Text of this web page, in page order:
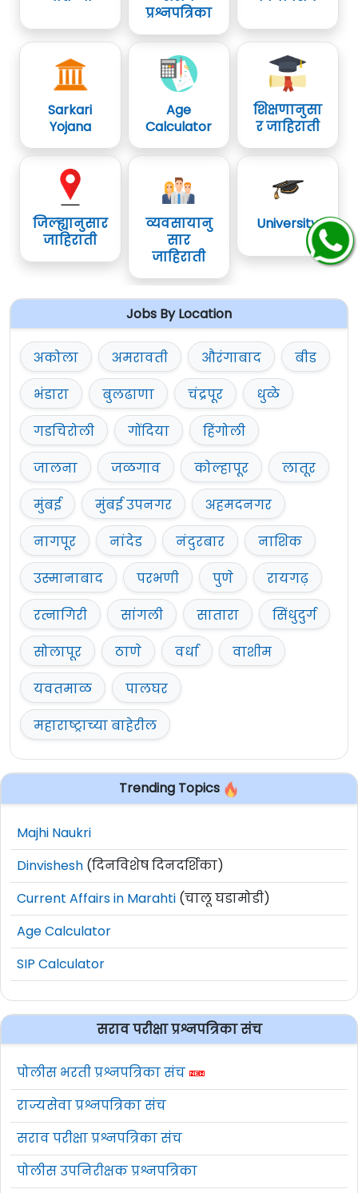
वेबसाईट वर दिलेली आहे.
प्रश्नपत्रिका
Sarkari
Yojana
Age
Calculator
शिक्षणानुसा
र जाहिराती
जिल्ह्यानुसार
जाहिराती
व्यवसायानु
सार
जाहिराती
University
Jobs By Location
अकोला अमरावती औरंगाबाद
बीड
भंडारा
बुलढाणा चंद्रपूर
धुळे
गडचिरोली
गोंदिया
हिंगोली
जालना
जळगाव कोल्हापूर
लातूर
मुंबई
मुंबई उपनगर
अहमदनगर
नागपूर
नांदेड नंदुरबार
नाशिक
उस्मानाबाद
परभणी पुणे
रायगढ़
रत्नागिरी
सांगली सातारा
सिंधुदुर्ग
सोलापूर
ठाणे वर्धा
वाशीम
यवतमाळ
पालघर
महाराष्ट्राच्या बाहेरील
Trending Topics
Majhi Naukri
Dinvishesh (दिनविशेष दिनदर्शिका)
Current Affairs in Marahti (चालू घडामोडी)
Age Calculator
SIP Calculator
सराव परीक्षा प्रश्नपत्रिका संच
पोलीस भरती प्रश्नपत्रिका संच
राज्यसेवा प्रश्नपत्रिका संच
सराव परीक्षा प्रश्नपत्रिका संच
पोलीस उपनिरीक्षक प्रश्नपत्रिका